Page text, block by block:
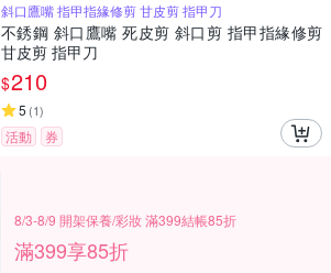
斜口鷹嘴 指甲指緣修剪 甘皮剪 指甲刀
不銹鋼 斜口鷹嘴 死皮剪 斜口剪 指甲指緣修剪
甘皮剪 指甲刀
$210
5 (1)
活動 券
8/3-8/9 開架保養/彩妝 滿399結帳85折
滿399享85折